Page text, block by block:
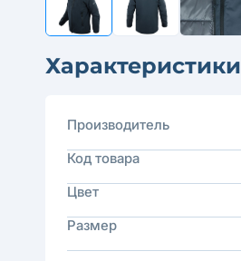
Характеристики
Производитель
Код товара
Цвет
Размер